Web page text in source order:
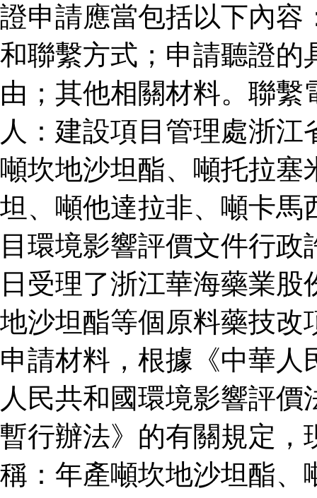
證申請應當包括以下內容
和聯繫方式；申請聽證的
由；其他相關材料。聯
人：建設項目管理處浙
噸坎地沙坦酯、噸托拉塞
坦、噸他達拉非、噸卡馬
目環境影響評價文件行
日受理了浙江華海藥業
地沙坦酯等個原料藥技改
申請材料，根據《中華
人民共和國環境影響評
暫行辦法》的有關規定，
稱：年產噸坎地沙坦酯、